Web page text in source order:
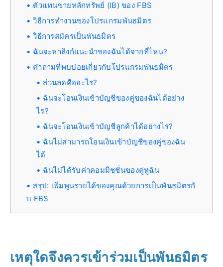
ตัวแทนขายหลักทรัพย์ (IB) ของ FBS
วิธีการทำงานของโปรแกรมพันธมิตร
วิธีการสมัครเป็นพันธมิตร
ฉันจะหาลิงก์แนะนำของฉันได้จากที่ไหน?
คำถามที่พบบ่อยเกี่ยวกับโปรแกรมพันธมิตร
ส่วนลดคืออะไร?
ฉันจะโอนเงินเข้าบัญชีของคู่ของฉันได้อย่าง
ไร?
ฉันจะโอนเงินเข้าบัญชีลูกค้าได้อย่างไร?
ฉันไม่สามารถโอนเงินเข้าบัญชีของคู่ของฉัน
ได้
ฉันไม่ได้รับค่าคอมมิชชั่นของคู่หูฉัน
สรุป: เพิ่มพูนรายได้ของคุณด้วยการเป็นพันธมิตรกั
บ FBS
เหตุใดจึงควรเข้าร่วมเป็นพันธมิตร